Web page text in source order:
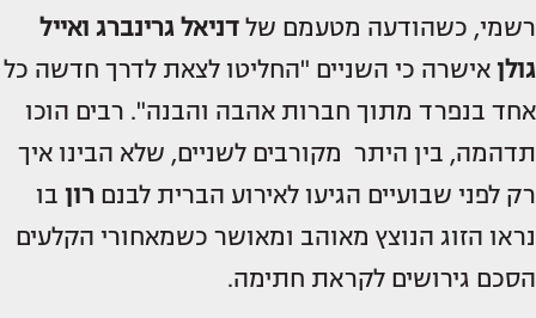
רשמי, כשהודעה מטעמם של דניאל גרינברג ואייל
גולן אישרה כי השניים "החליטו לצאת לדרך חדשה כל
אחד בנפרד מתוך חברות אהבה והבנה". רבים הוכו
תדהמה, בין היתר מקורבים לשניים, שלא הבינו איך
רק לפני שבועיים הגיעו לאירוע הברית לבנם רון בו
נראו הזוג הנוצץ מאוהב ומאושר כשמאחורי הקלעים
הסכם גירושים לקראת חתימה.